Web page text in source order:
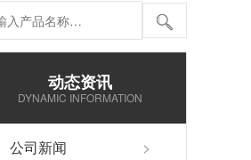
动态资讯
DYNAMIC INFORMATION
公司新闻 >